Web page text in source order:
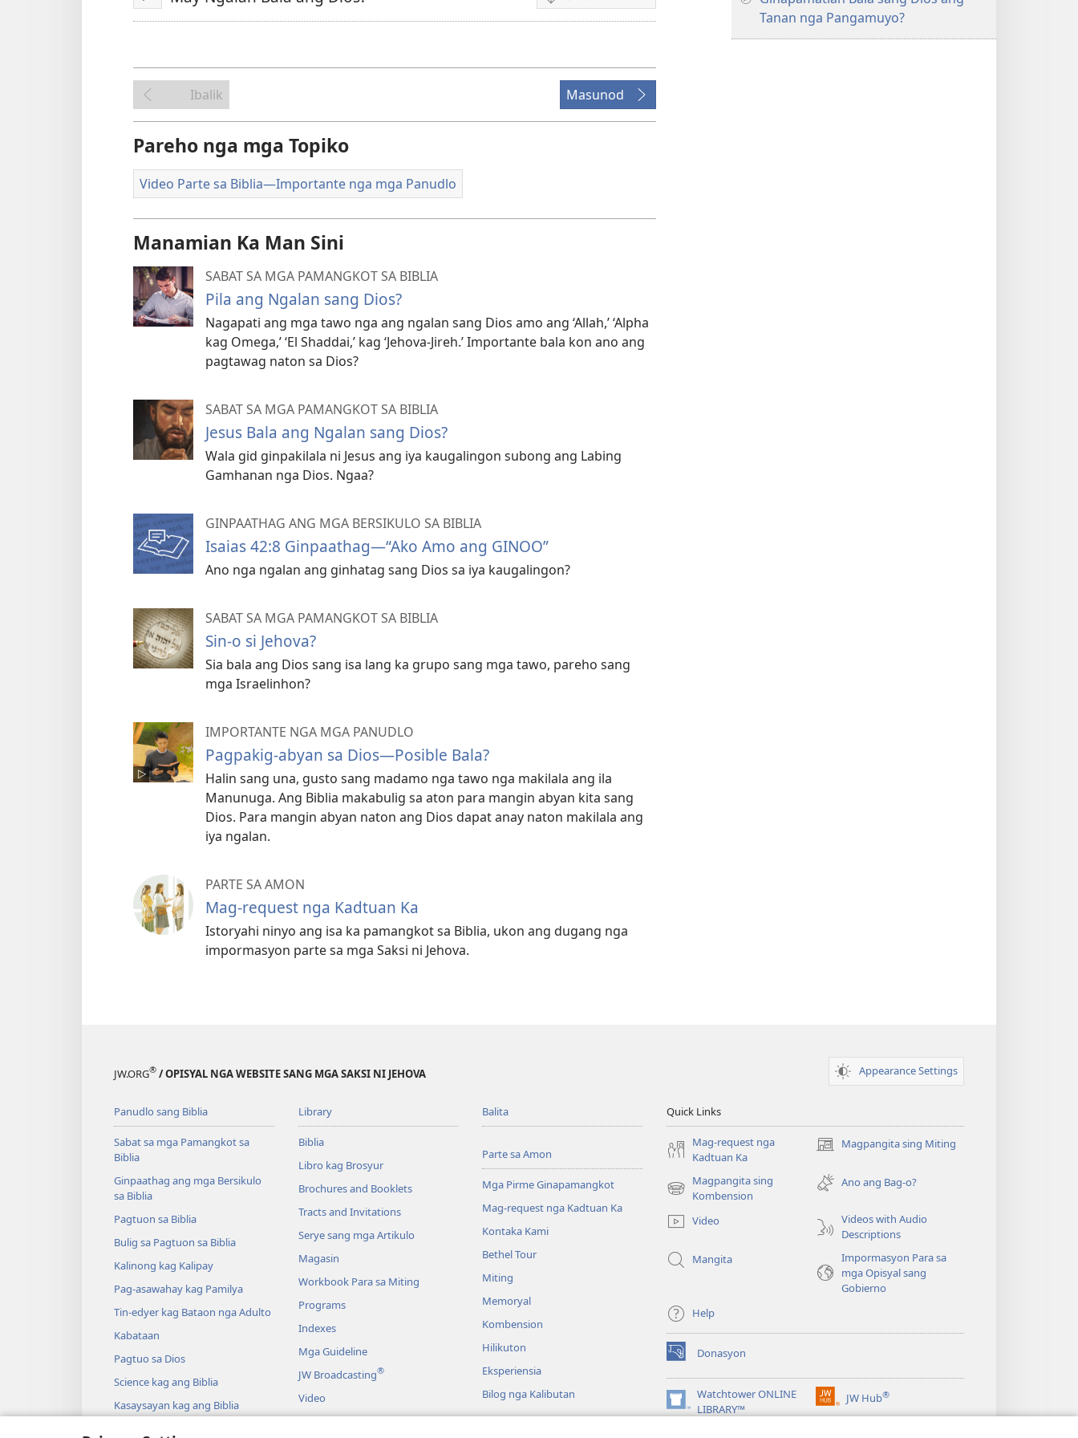
I-
play
Mga
opsyon
pag-
download
sang
Ibalik Masunod
Pareho nga mga Topiko
Video Parte sa Biblia—Importante nga mga Panudlo
Manamian Ka Man Sini
SABAT SA MGA PAMANGKOT SA BIBLIA
Pila ang Ngalan sang Dios?
Nagapati ang mga tawo nga ang ngalan sang Dios amo ang ‘Allah,’ ‘Alpha
kag Omega,’ ‘El Shaddai,’ kag ‘Jehova-Jireh.’ Importante bala kon ano ang
pagtawag naton sa Dios?
SABAT SA MGA PAMANGKOT SA BIBLIA
Jesus Bala ang Ngalan sang Dios?
Wala gid ginpakilala ni Jesus ang iya kaugalingon subong ang Labing
Gamhanan nga Dios. Ngaa?
GINPAATHAG ANG MGA BERSIKULO SA BIBLIA
Isaias 42:8 Ginpaathag—“Ako Amo ang GINOO”
Ano nga ngalan ang ginhatag sang Dios sa iya kaugalingon?
SABAT SA MGA PAMANGKOT SA BIBLIA
Sin-o si Jehova?
Sia bala ang Dios sang isa lang ka grupo sang mga tawo, pareho sang
mga Israelinhon?
IMPORTANTE NGA MGA PANUDLO
Pagpakig-abyan sa Dios—Posible Bala?
Halin sang una, gusto sang madamo nga tawo nga makilala ang ila
Manunuga. Ang Biblia makabulig sa aton para mangin abyan kita sang
Dios. Para mangin abyan naton ang Dios dapat anay naton makilala ang
iya ngalan.
PARTE SA AMON
Mag-request nga Kadtuan Ka
Istoryahi ninyo ang isa ka pamangkot sa Biblia, ukon ang dugang nga
impormasyon parte sa mga Saksi ni Jehova.
Tanan nga Pangamuyo?
JW.ORG® / OPISYAL NGA WEBSITE SANG MGA SAKSI NI JEHOVA Appearance Settings
Panudlo sang Biblia
Sabat sa mga Pamangkot sa
Biblia
Ginpaathag ang mga Bersikulo
sa Biblia
Pagtuon sa Biblia
Bulig sa Pagtuon sa Biblia
Kalinong kag Kalipay
Pag-asawahay kag Pamilya
Tin-edyer kag Bataon nga Adulto
Kabataan
Pagtuo sa Dios
Science kag ang Biblia
Kasaysayan kag ang Biblia
Library
Biblia
Libro kag Brosyur
Brochures and Booklets
Tracts and Invitations
Serye sang mga Artikulo
Magasin
Workbook Para sa Miting
Programs
Indexes
Mga Guideline
JW Broadcasting®
Video
Musika
Balita
Parte sa Amon
Mga Pirme Ginapamangkot
Mag-request nga Kadtuan Ka
Kontaka Kami
Bethel Tour
Miting
Memoryal
Kombension
Hilikuton
Eksperiensia
Bilog nga Kalibutan
Quick Links
Mag-request nga
Kadtuan Ka
Magpangita sing Miting
(opens
window)
Magpangita sing
Kombension
(opens
window)
Ano ang Bag-o?
Video
Videos with Audio
Descriptions
Mangita
Impormasyon Para sa
mga Opisyal sang
Gobierno
Help
Donasyon
(opens
new
window)Watchtower ONLINE
LIBRARY™
(opens
JW Hub®
(opens
new